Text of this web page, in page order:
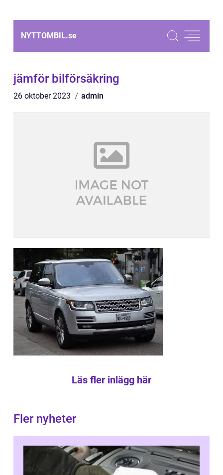
NYTTOMBIL.se
jämför bilförsäkring
26 oktober 2023 admin
Läs fler inlägg här
Fler nyheter